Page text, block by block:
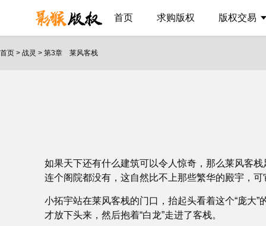
首页 求购版权 版权交易
首页 > 战灵 > 第3章 莱风客栈
如果天下还有什么建筑可以令人惊奇，那么莱风客
连个阁院都没有，这自然比不上那些繁华的殿宇，
小拓宇站在莱风客栈的门口，抬起头看着这个“庞大
才放下头来，然后抱着“白龙”走进了客栈。